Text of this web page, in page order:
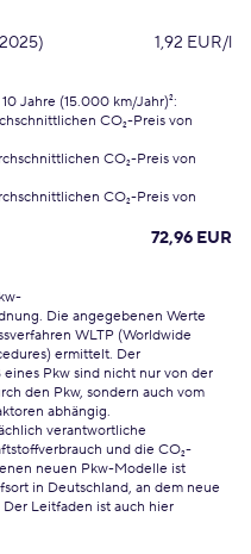
1,92 EUR/l
Jahre (15.000 km/Jahr)²:
CO₂-Preis von
CO₂-Preis von
CO₂-Preis von
72,96 EUR
Die angegebenen Werte
WLTP (Worldwide
ermittelt. Der
Pkw sind nicht nur von der
den Pkw, sondern auch vom
abhängig.
verantwortliche
und die CO₂-
neuen Pkw-Modelle ist
in Deutschland, an dem neue
Leitfaden ist auch hier